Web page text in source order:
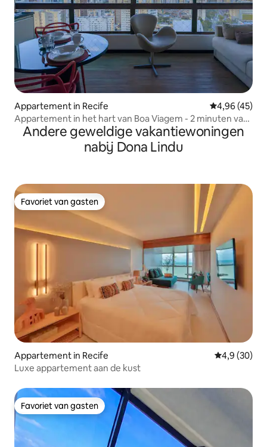
Appartement in Recife Gemiddelde
4,96 (45)
Appartement in het hart van Boa Viagem - 2 minuten van
het strand en de luchthaven
Andere geweldige vakantiewoningen
nabij Dona Lindu
Favoriet van gasten
Favoriet van gasten
Appartement in Recife Gemiddelde
4,9 (30)
Luxe appartement aan de kust
Favoriet van gasten
Favoriet van gasten